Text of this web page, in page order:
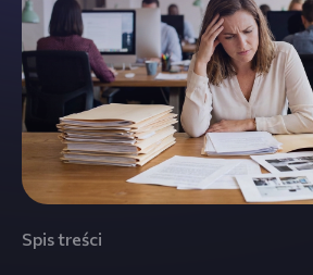
Spis treści